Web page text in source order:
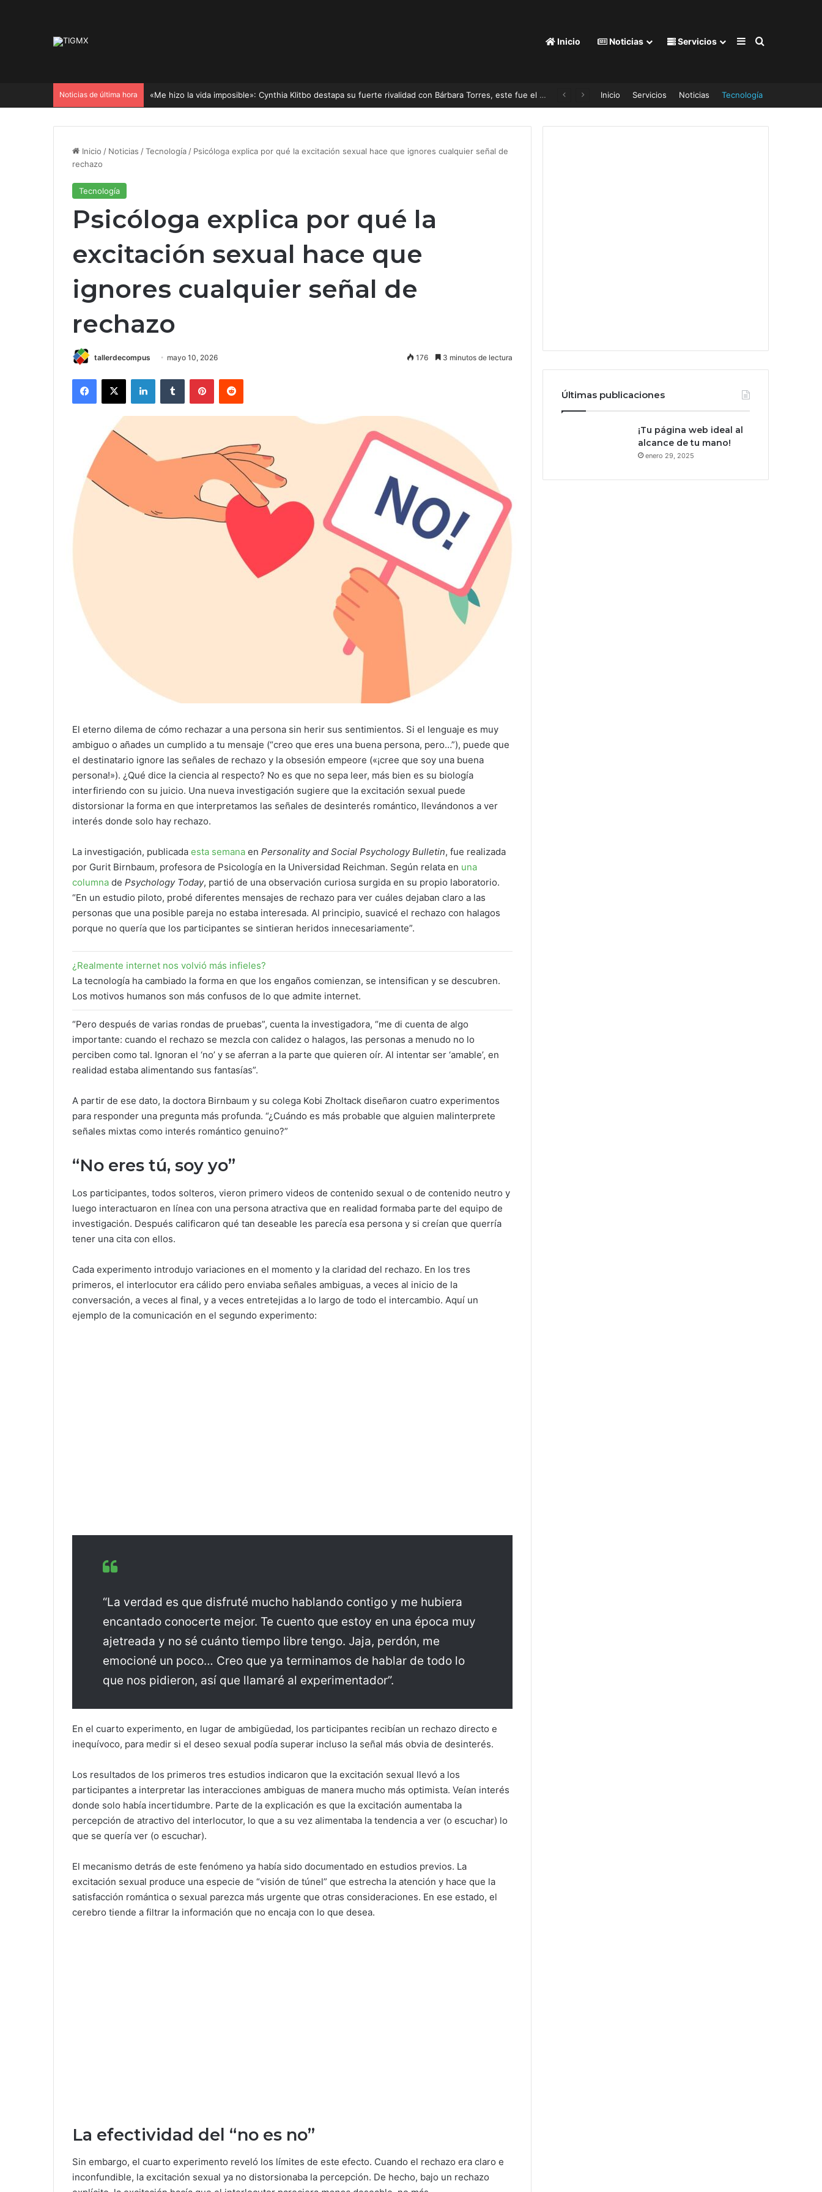
Inicio Noticias Servicios Barra lateral
Buscar por
Noticias de última hora «Me hizo la vida imposible»: Cynthia Klitbo destapa su fuerte rivalidad con Bárbara Torres, este fue el motivo Inicio Servicios Noticias Tecnología
Inicio / Noticias /Tecnología / Psicóloga explica por qué la excitación sexual hace que ignores cualquier señal de
rechazo
Tecnología
Psicóloga explica por qué la
excitación sexual hace que
ignores cualquier señal de
rechazo
tallerdecompus mayo 10, 2026 176 3 minutos de lectura
El eterno dilema de cómo rechazar a una persona sin herir sus sentimientos. Si el lenguaje es muy
ambiguo o añades un cumplido a tu mensaje (“creo que eres una buena persona, pero…”), puede que
el destinatario ignore las señales de rechazo y la obsesión empeore («¡cree que soy una buena
persona!»). ¿Qué dice la ciencia al respecto? No es que no sepa leer, más bien es su biología
interfiriendo con su juicio. Una nueva investigación sugiere que la excitación sexual puede
distorsionar la forma en que interpretamos las señales de desinterés romántico, llevándonos a ver
interés donde solo hay rechazo.
La investigación, publicada esta semana en Personality and Social Psychology Bulletin, fue realizada
por Gurit Birnbaum, profesora de Psicología en la Universidad Reichman. Según relata en una
columna de Psychology Today, partió de una observación curiosa surgida en su propio laboratorio.
“En un estudio piloto, probé diferentes mensajes de rechazo para ver cuáles dejaban claro a las
personas que una posible pareja no estaba interesada. Al principio, suavicé el rechazo con halagos
porque no quería que los participantes se sintieran heridos innecesariamente”.
¿Realmente internet nos volvió más infieles?
La tecnología ha cambiado la forma en que los engaños comienzan, se intensifican y se descubren.
Los motivos humanos son más confusos de lo que admite internet.
“Pero después de varias rondas de pruebas”, cuenta la investigadora, “me di cuenta de algo
importante: cuando el rechazo se mezcla con calidez o halagos, las personas a menudo no lo
perciben como tal. Ignoran el ‘no’ y se aferran a la parte que quieren oír. Al intentar ser ‘amable’, en
realidad estaba alimentando sus fantasías”.
A partir de ese dato, la doctora Birnbaum y su colega Kobi Zholtack diseñaron cuatro experimentos
para responder una pregunta más profunda. “¿Cuándo es más probable que alguien malinterprete
señales mixtas como interés romántico genuino?”
“No eres tú, soy yo”
Los participantes, todos solteros, vieron primero videos de contenido sexual o de contenido neutro y
luego interactuaron en línea con una persona atractiva que en realidad formaba parte del equipo de
investigación. Después calificaron qué tan deseable les parecía esa persona y si creían que querría
tener una cita con ellos.
Cada experimento introdujo variaciones en el momento y la claridad del rechazo. En los tres
primeros, el interlocutor era cálido pero enviaba señales ambiguas, a veces al inicio de la
conversación, a veces al final, y a veces entretejidas a lo largo de todo el intercambio. Aquí un
ejemplo de la comunicación en el segundo experimento:
“La verdad es que disfruté mucho hablando contigo y me hubiera
encantado conocerte mejor. Te cuento que estoy en una época muy
ajetreada y no sé cuánto tiempo libre tengo. Jaja, perdón, me
emocioné un poco… Creo que ya terminamos de hablar de todo lo
que nos pidieron, así que llamaré al experimentador”.
En el cuarto experimento, en lugar de ambigüedad, los participantes recibían un rechazo directo e
inequívoco, para medir si el deseo sexual podía superar incluso la señal más obvia de desinterés.
Los resultados de los primeros tres estudios indicaron que la excitación sexual llevó a los
participantes a interpretar las interacciones ambiguas de manera mucho más optimista. Veían interés
donde solo había incertidumbre. Parte de la explicación es que la excitación aumentaba la
percepción de atractivo del interlocutor, lo que a su vez alimentaba la tendencia a ver (o escuchar) lo
que se quería ver (o escuchar).
El mecanismo detrás de este fenómeno ya había sido documentado en estudios previos. La
excitación sexual produce una especie de “visión de túnel” que estrecha la atención y hace que la
satisfacción romántica o sexual parezca más urgente que otras consideraciones. En ese estado, el
cerebro tiende a filtrar la información que no encaja con lo que desea.
La efectividad del “no es no”
Sin embargo, el cuarto experimento reveló los límites de este efecto. Cuando el rechazo era claro e
inconfundible, la excitación sexual ya no distorsionaba la percepción. De hecho, bajo un rechazo
Últimas publicaciones
¡Tu página web ideal al
alcance de tu mano!
enero 29, 2025